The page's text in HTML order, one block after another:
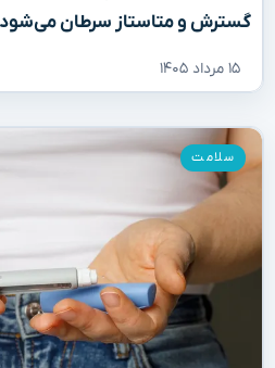
گسترش و متاستاز سرطان می‌شود
۱۵ مرداد ۱۴۰۵
سلامت